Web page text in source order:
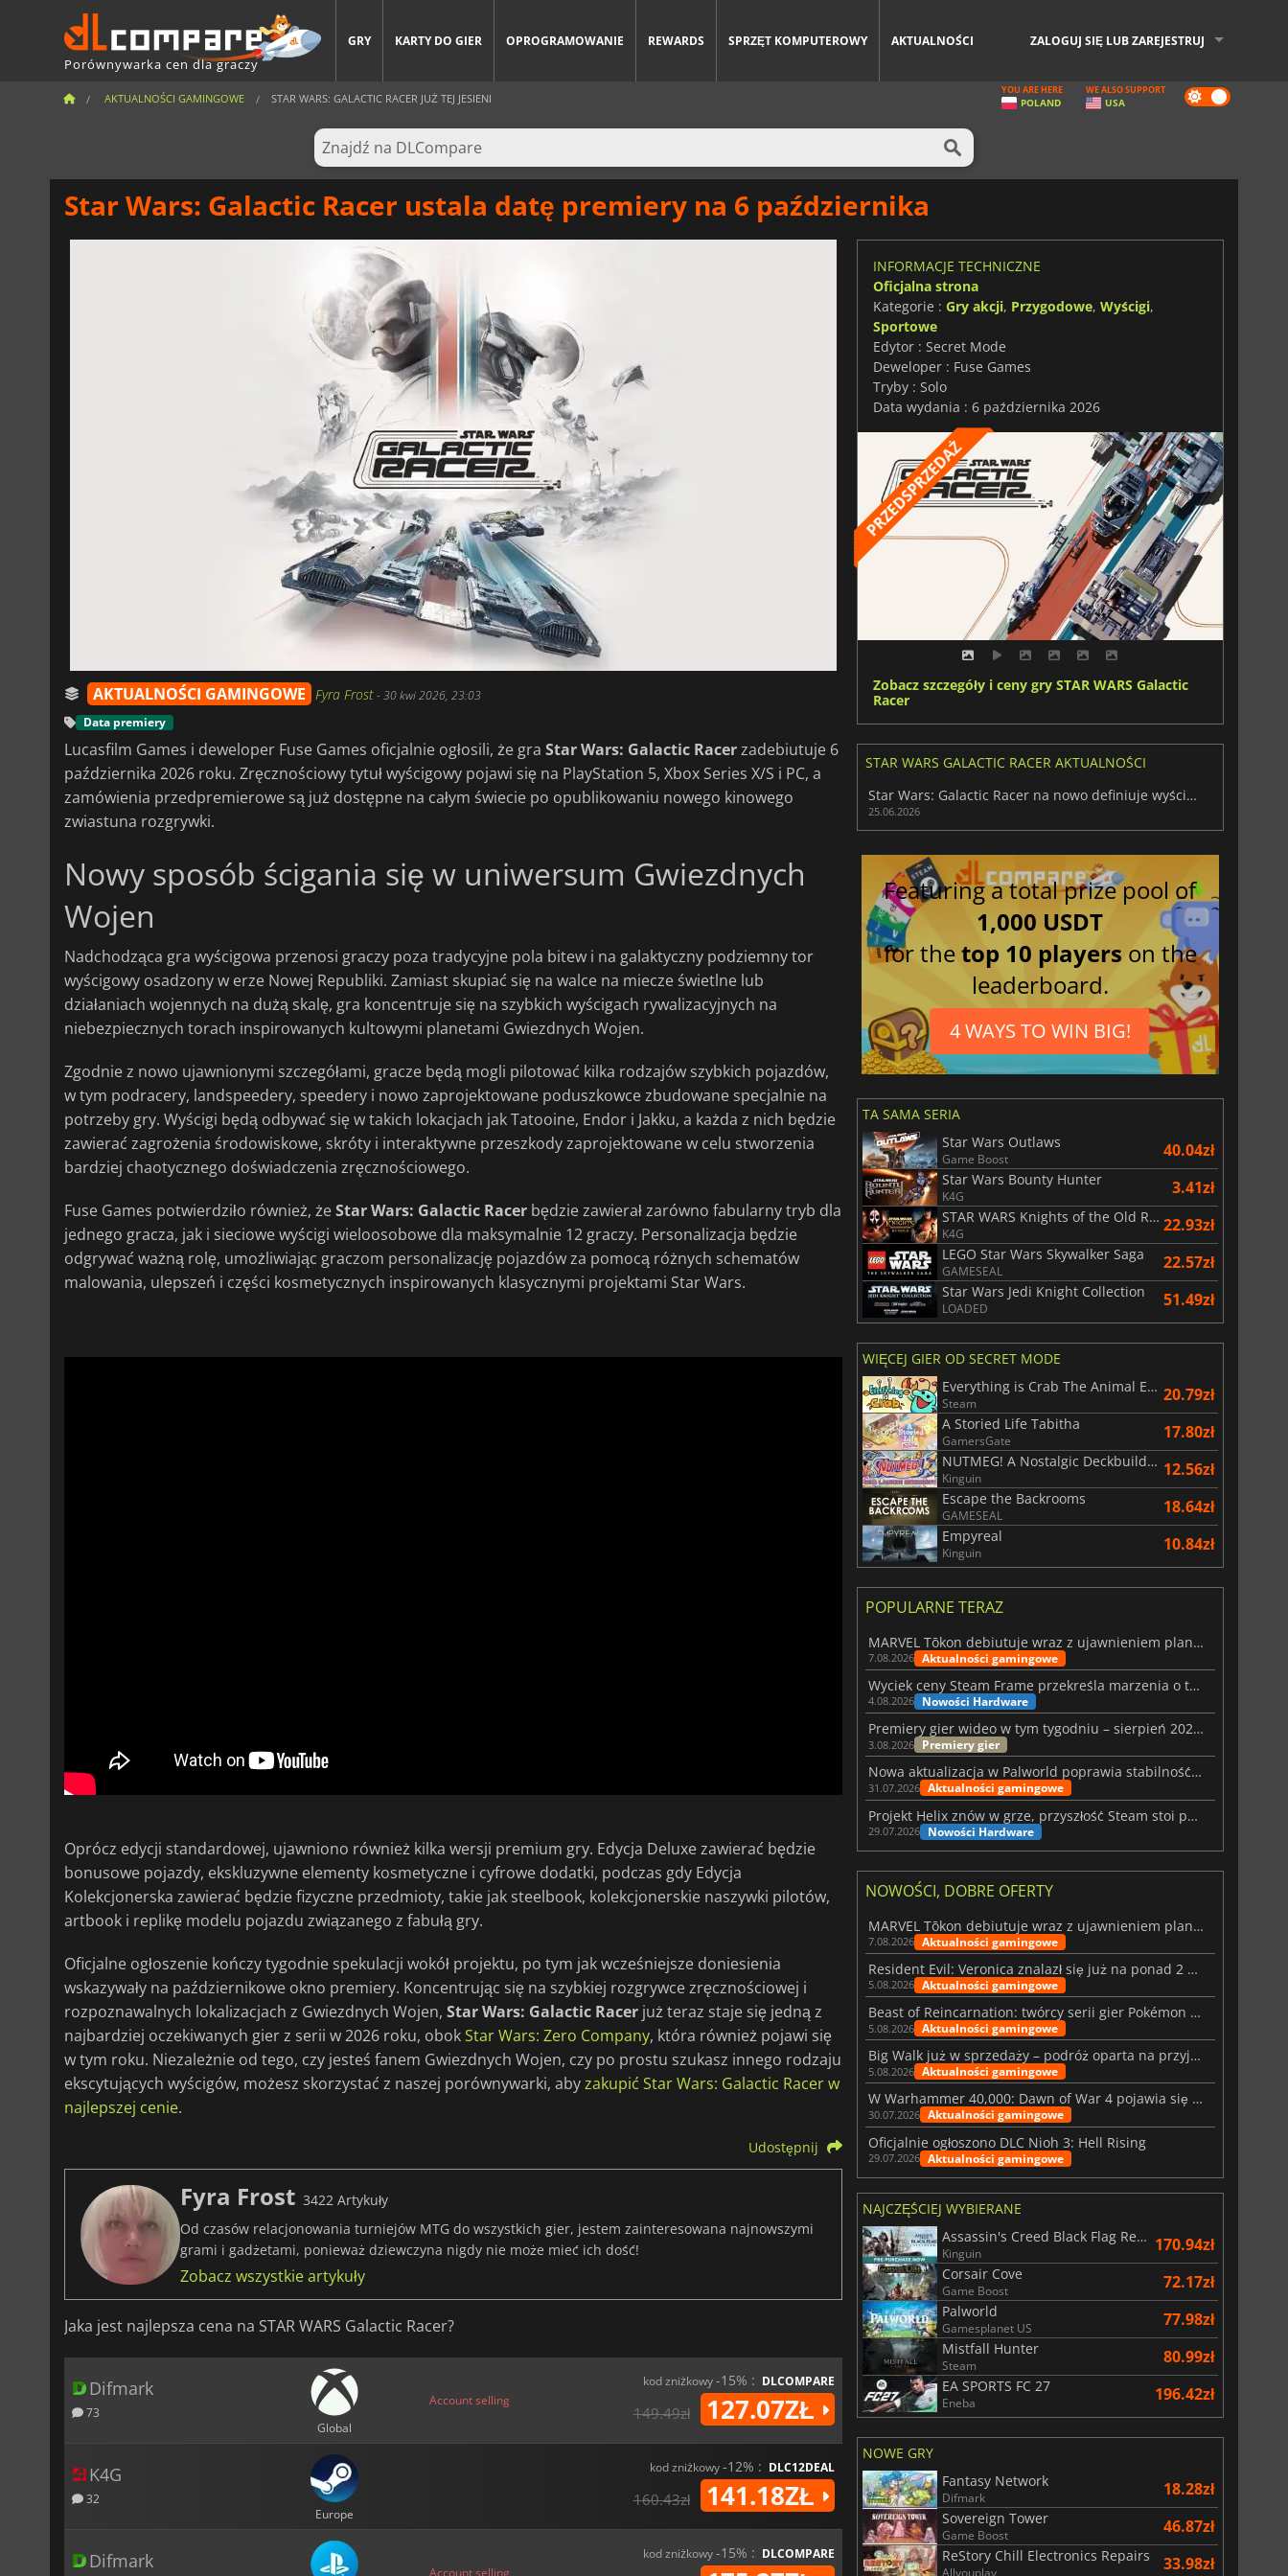
Porównywarka cen dla graczy
GRY KARTY DO GIER OPROGRAMOWANIE REWARDS SPRZĘT KOMPUTEROWY AKTUALNOŚCI ZALOGUJ SIĘ LUB ZAREJESTRUJ
AKTUALNOŚCI GAMINGOWE STAR WARS: GALACTIC RACER JUŻ TEJ JESIENI Dark
mode
YOU ARE HERE
POLAND
WE ALSO SUPPORT
USA
Star Wars: Galactic Racer ustala datę premiery na 6 października
AKTUALNOŚCI GAMINGOWE Fyra Frost-30 kwi 2026, 23:03
Data premiery
Lucasfilm Games i deweloper Fuse Games oficjalnie ogłosili, że gra Star Wars: Galactic Racerzadebiutuje 6
października 2026 roku. Zręcznościowy tytuł wyścigowy pojawi się na PlayStation 5, Xbox Series X/S i PC, a
zamówienia przedpremierowe są już dostępne na całym świecie po opublikowaniu nowego kinowego
zwiastuna rozgrywki.
Nowy sposób ścigania się w uniwersum Gwiezdnych
Wojen
Nadchodząca gra wyścigowa przenosi graczy poza tradycyjne pola bitew i na galaktyczny podziemny tor
wyścigowy osadzony w erze Nowej Republiki. Zamiast skupiać się na walce na miecze świetlne lub
działaniach wojennych na dużą skalę, gra koncentruje się na szybkich wyścigach rywalizacyjnych na
niebezpiecznych torach inspirowanych kultowymi planetami Gwiezdnych Wojen.
Zgodnie z nowo ujawnionymi szczegółami, gracze będą mogli pilotować kilka rodzajów szybkich pojazdów,
w tym podracery, landspeedery, speedery i nowo zaprojektowane poduszkowce zbudowane specjalnie na
potrzeby gry. Wyścigi będą odbywać się w takich lokacjach jak Tatooine, Endor i Jakku, a każda z nich będzie
zawierać zagrożenia środowiskowe, skróty i interaktywne przeszkody zaprojektowane w celu stworzenia
bardziej chaotycznego doświadczenia zręcznościowego.
Fuse Games potwierdziło również, żeStar Wars: Galactic Racer będzie zawierał zarówno fabularny tryb dla
jednego gracza, jak i sieciowe wyścigi wieloosobowe dla maksymalnie 12 graczy. Personalizacja będzie
odgrywać ważną rolę, umożliwiając graczom personalizację pojazdów za pomocą różnych schematów
malowania, ulepszeń i części kosmetycznych inspirowanych klasycznymi projektami Star Wars.
Oprócz edycji standardowej, ujawniono również kilka wersji premium gry. Edycja Deluxe zawierać będzie
bonusowe pojazdy, ekskluzywne elementy kosmetyczne i cyfrowe dodatki, podczas gdy Edycja
Kolekcjonerska zawierać będzie fizyczne przedmioty, takie jak steelbook, kolekcjonerskie naszywki pilotów,
artbook i replikę modelu pojazdu związanego z fabułą gry.
Oficjalne ogłoszenie kończy tygodnie spekulacji wokół projektu, po tym jak wcześniejsze doniesienia
wskazywały na październikowe okno premiery. Koncentrując się na szybkiej rozgrywce zręcznościowej i
rozpoznawalnych lokalizacjach z Gwiezdnych Wojen, Star Wars: Galactic Racer już teraz staje się jedną z
najbardziej oczekiwanych gier z serii w 2026 roku, obokStar Wars: Zero Company, która również pojawi się
w tym roku. Niezależnie od tego, czy jesteś fanem Gwiezdnych Wojen, czy po prostu szukasz innego rodzaju
ekscytujących wyścigów, możesz skorzystać z naszej porównywarki, abyzakupić Star Wars: Galactic Racer w
najlepszej cenie.
Udostępnij
Fyra Frost 3422 Artykuły
Od czasów relacjonowania turniejów MTG do wszystkich gier, jestem zainteresowana najnowszymi
grami i gadżetami, ponieważ dziewczyna nigdy nie może mieć ich dość!
Zobacz wszystkie artykuły
Jaka jest najlepsza cena na STAR WARS Galactic Racer?
Difmark
73
Global
Account selling
kod zniżkowy-15% : DLCOMPARE
149.49zł 127.07ZŁ
K4G
32
Europe
kod zniżkowy-12% : DLC12DEAL
160.43zł 141.18ZŁ
Difmark Account selling
kod zniżkowy-15% : DLCOMPARE
INFORMACJE TECHNICZNE
Oficjalna strona
Kategorie : Gry akcji, Przygodowe, Wyścigi,
Sportowe
Edytor : Secret Mode
Deweloper : Fuse Games
Tryby : Solo
Data wydania : 6 października 2026
Zobacz szczegóły i ceny gry STAR WARS Galactic
Racer
STAR WARS GALACTIC RACER AKTUALNOŚCI
Star Wars: Galactic Racer na nowo definiuje wyścigi podów
25.06.2026
Featuring a total prize pool of
1,000 USDT
for thetop 10 players on the
leaderboard.
4 WAYS TO WIN BIG!
TA SAMA SERIA
Star Wars Outlaws
Game Boost 40.04zł
Star Wars Bounty Hunter
K4G 3.41zł
STAR WARS Knights of the Old Republic Bundle
K4G 22.93zł
LEGO Star Wars Skywalker Saga
GAMESEAL 22.57zł
Star Wars Jedi Knight Collection
LOADED 51.49zł
WIĘCEJ GIER OD SECRET MODE
Everything is Crab The Animal Evolution Roguelite
Steam 20.79zł
A Storied Life Tabitha
GamersGate 17.80zł
NUTMEG! A Nostalgic Deckbuilding Football Manager
Kinguin 12.56zł
Escape the Backrooms
GAMESEAL 18.64zł
Empyreal
Kinguin 10.84zł
POPULARNE TERAZ
MARVEL Tōkon debiutuje wraz z ujawnieniem planu rozwoju na pierwszy rok
7.08.2026 Aktualności gamingowe
Wyciek ceny Steam Frame przekreśla marzenia o tanim zestawie VR
4.08.2026 Nowości Hardware
Premiery gier wideo w tym tygodniu – sierpień 2026 r. (32. tydzień)
3.08.2026 Premiery gier
Nowa aktualizacja w Palworld poprawia stabilność Sunreach i walk z bossami
31.07.2026 Aktualności gamingowe
Projekt Helix znów w grze, przyszłość Steam stoi pod znakiem zapytania
29.07.2026 Nowości Hardware
NOWOŚCI, DOBRE OFERTY
MARVEL Tōkon debiutuje wraz z ujawnieniem planu rozwoju na pierwszy rok
7.08.2026 Aktualności gamingowe
Resident Evil: Veronica znalazł się już na ponad 2 milionach list życzeń
5.08.2026 Aktualności gamingowe
Beast of Reincarnation: twórcy serii gier Pokémon wkraczają na nową ścieżkę
5.08.2026 Aktualności gamingowe
Big Walk już w sprzedaży – podróż oparta na przyjaźni
5.08.2026 Aktualności gamingowe
W Warhammer 40,000: Dawn of War 4 pojawia się frakcja Nekronów
30.07.2026 Aktualności gamingowe
Oficjalnie ogłoszono DLC Nioh 3: Hell Rising
29.07.2026 Aktualności gamingowe
NAJCZĘŚCIEJ WYBIERANE
Assassin's Creed Black Flag Resynced
Kinguin 170.94zł
Corsair Cove
Game Boost 72.17zł
Palworld
Gamesplanet US 77.98zł
Mistfall Hunter
Steam 80.99zł
EA SPORTS FC 27
Eneba 196.42zł
NOWE GRY
Fantasy Network
Difmark 18.28zł
Sovereign Tower
Game Boost 46.87zł
ReStory Chill Electronics Repairs
Allyouplay 33.98zł